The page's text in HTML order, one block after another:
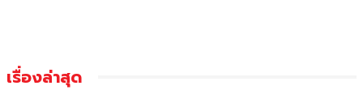
เรื่องล่าสุด